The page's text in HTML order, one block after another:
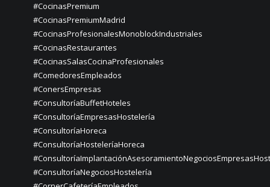
#CocinasPremium
#CocinasPremiumMadrid
#CocinasProfesionalesMonoblockIndustriales
#CocinasRestaurantes
#CocinasSalasCocinaProfesionales
#ComedoresEmpleados
#ConersEmpresas
#ConsultoríaBuffetHoteles
#ConsultoríaEmpresasHostelería
#ConsultoríaHoreca
#ConsultoríaHosteleríaHoreca
#ConsultoríaNegociosHostelería